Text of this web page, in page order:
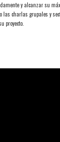
y alcanzar su
las charlas grupales y
proyecto.